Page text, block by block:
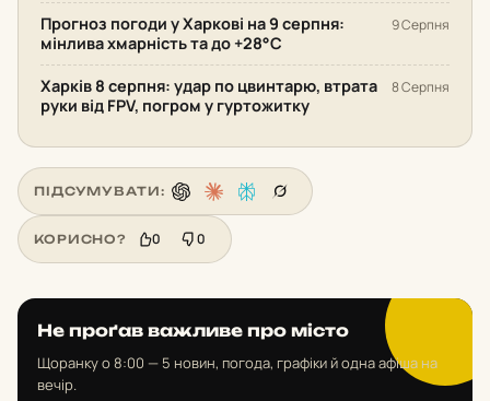
Прогноз погоди у Харкові на 9 серпня:
мінлива хмарність та до +28°С
9 Серпня
Харків 8 серпня: удар по цвинтарю, втрата
руки від FPV, погром у гуртожитку
8 Серпня
ПІДСУМУВАТИ:
КОРИСНО? 0 0
Не проґав важливе про місто
Щоранку о 8:00 — 5 новин, погода, графіки й одна афіша на
вечір.